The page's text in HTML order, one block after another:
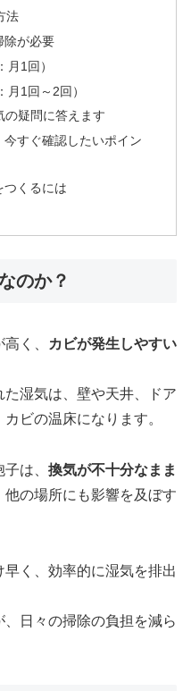
法
除が必要
1回）
1回～2回）
の疑問に答えます
すぐ確認したいポイン
つくるには
のか？
く、 カビが発生しやすい
湿気は、壁や天井、ドア
ビの温床になります。
は、 換気が不十分なまま
他の場所にも影響を及ぼす
く、効率的に湿気を排出
日々の掃除の負担を減ら